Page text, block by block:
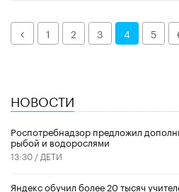
Назад1 2 3 4 5
НОВОСТИ
Роспотребнадзор предложил
рыбой и водорослями
13:30 / ДЕТИ
​Яндекс обучил более 20 тысяч